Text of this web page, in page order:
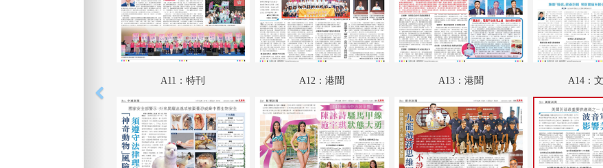
B03：文匯園
B04：采風
A11：特刊 A12：港聞 A13：港聞 A14：